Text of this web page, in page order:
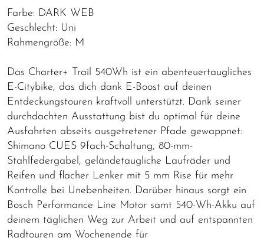
Farbe: DARK WEB
Geschlecht: Uni
Rahmengröße: M
Das Charter+ Trail 540Wh ist ein abenteuertaugliches
E-Citybike, das dich dank E-Boost auf deinen
Entdeckungstouren kraftvoll unterstützt. Dank seiner
durchdachten Ausstattung bist du optimal für deine
Ausfahrten abseits ausgetretener Pfade gewappnet:
Shimano CUES 9fach-Schaltung, 80-mm-
Stahlfedergabel, geländetaugliche Laufräder und
Reifen und flacher Lenker mit 5 mm Rise für mehr
Kontrolle bei Unebenheiten. Darüber hinaus sorgt ein
Bosch Performance Line Motor samt 540-Wh-Akku auf
deinem täglichen Weg zur Arbeit und auf entspannten
Radtouren am Wochenende für